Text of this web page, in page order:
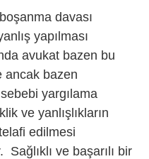
davası
yapılması
avukat bazen bu
ancak bazen
yargılama
ve yanlışlıkların
edilmesi
Sağlıklı ve başarılı bir